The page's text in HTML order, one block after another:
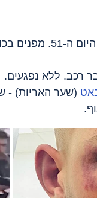
- היום ה-51.